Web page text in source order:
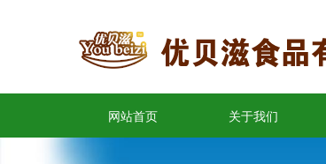
网站首页 关于我们